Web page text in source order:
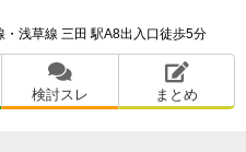
・浅草線 三田 駅A8出入口徒歩5分
検討スレ まとめ